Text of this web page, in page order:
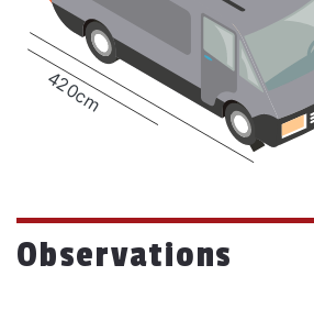
420cm
Observations